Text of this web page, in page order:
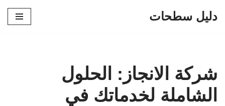
دليل سطحات
شركة الانجاز: الحلول
الشاملة لخدماتك في